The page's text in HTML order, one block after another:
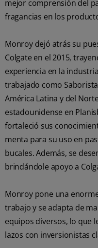
mejor comprensión del
fragancias en los
Monroy dejó atrás su
Colgate en el 2015,
experiencia en la
trabajado como
América Latina y del
estadounidense en
fortaleció sus
menta para su uso en
bucales. Además, se
brindándole apoyo a
Monroy pone una
trabajo y se adapta de
equipos diversos, lo que
lazos con inversionistas